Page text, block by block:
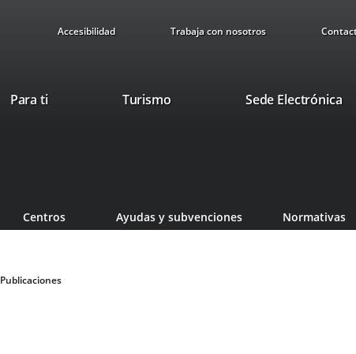
Accesibilidad Trabaja con nosotros
Para ti TurismoThis
up
Sede Electrónica
Centros Ayudas y subvenciones Normativas
Publicaciones